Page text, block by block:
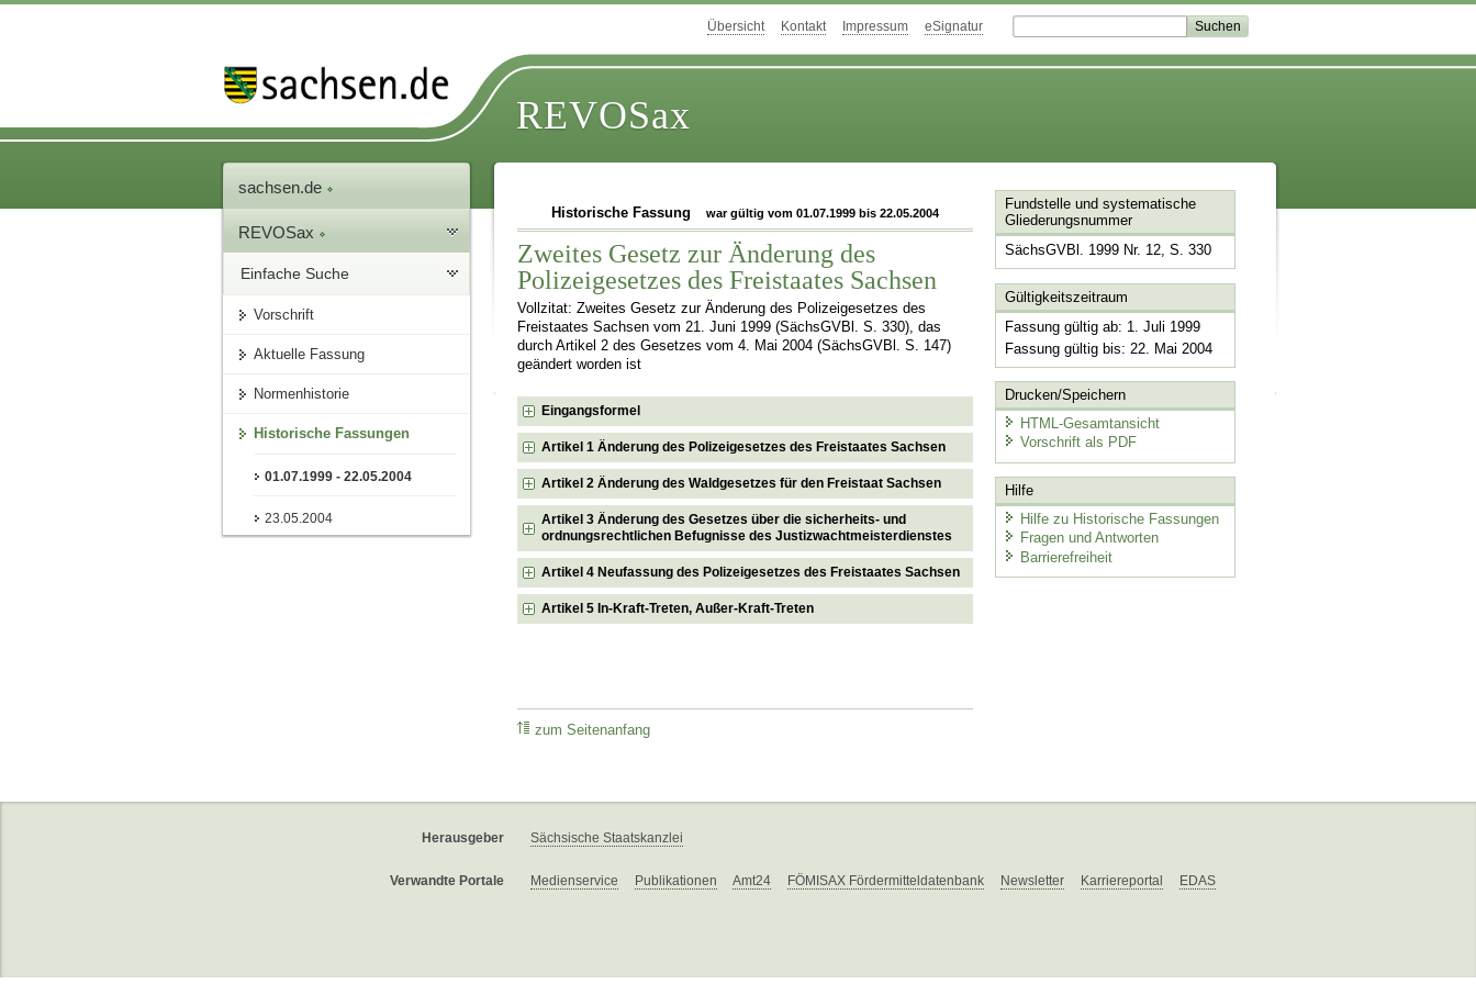
Übersicht Kontakt Impressum eSignatur
REVOSax
sachsen.de
REVOSax
Einfache Suche
Vorschrift
Aktuelle Fassung
Normenhistorie
Historische Fassungen
01.07.1999 - 22.05.2004
23.05.2004
Historische Fassung war gültig vom 01.07.1999 bis 22.05.2004
Zweites Gesetz zur Änderung des
Polizeigesetzes des Freistaates Sachsen
Vollzitat: Zweites Gesetz zur Änderung des Polizeigesetzes des
Freistaates Sachsen vom 21. Juni 1999 (SächsGVBl. S. 330), das
durch Artikel 2 des Gesetzes vom 4. Mai 2004 (SächsGVBl. S. 147)
geändert worden ist
Eingangsformel
Artikel 1 Änderung des Polizeigesetzes des Freistaates Sachsen
Artikel 2 Änderung des Waldgesetzes für den Freistaat Sachsen
Artikel 3 Änderung des Gesetzes über die sicherheits- und
ordnungsrechtlichen Befugnisse des Justizwachtmeisterdienstes
Artikel 4 Neufassung des Polizeigesetzes des Freistaates Sachsen
Artikel 5 In-Kraft-Treten, Außer-Kraft-Treten
zum Seitenanfang
Fundstelle und systematische
Gliederungsnummer
SächsGVBl. 1999 Nr. 12, S. 330
Gültigkeitszeitraum
Fassung gültig ab: 1. Juli 1999
Fassung gültig bis: 22. Mai 2004
Drucken/Speichern
HTML-Gesamtansicht
Vorschrift als PDF
Hilfe
Hilfe zu Historische Fassungen
Fragen und Antworten
Barrierefreiheit
Herausgeber Sächsische Staatskanzlei
Verwandte Portale Medienservice Publikationen Amt24 FÖMISAX Fördermitteldatenbank Newsletter Karriereportal EDAS